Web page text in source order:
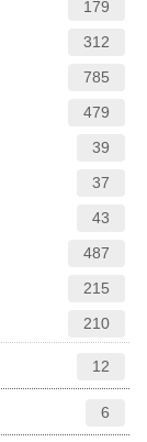
179
312
785
479
39
37
43
487
215
210
12
6